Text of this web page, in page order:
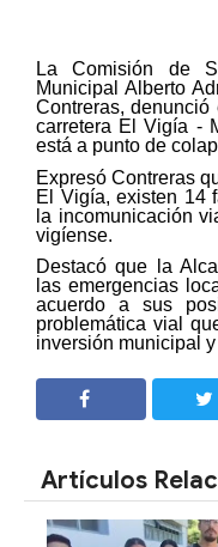
La Comisión de
Municipal Alberto
Contreras,
carretera El Vigía -
está a punto de
Expresó Contreras
El Vigía, existen 14
la incomunicación
vigíense.
Destacó que la
las emergencias
acuerdo a sus
problemática vial
inversión municipal
Artículos